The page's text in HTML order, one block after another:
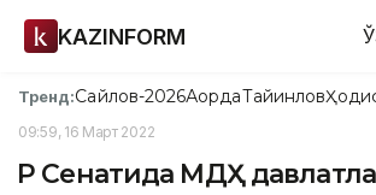
KAZINFORM
Тренд:Сайлов-2026АқордаТайинлов
09:59, 16 Март 2022
ҚР Сенатида МДҲ